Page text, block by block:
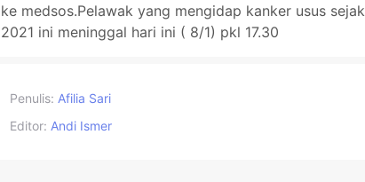
ke medsos.Pelawak yang mengidap kanker usus sejak
2021 ini meninggal hari ini ( 8/1) pkl 17.30
Penulis: Afilia Sari
Editor: Andi Ismer